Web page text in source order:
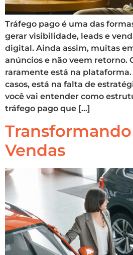
Tráfego pago é uma das
gerar visibilidade, leads e
digital. Ainda assim, muitas
anúncios e não veem retorno.
raramente está na
casos, está na falta de
você vai entender como
tráfego pago que […]
Vendas